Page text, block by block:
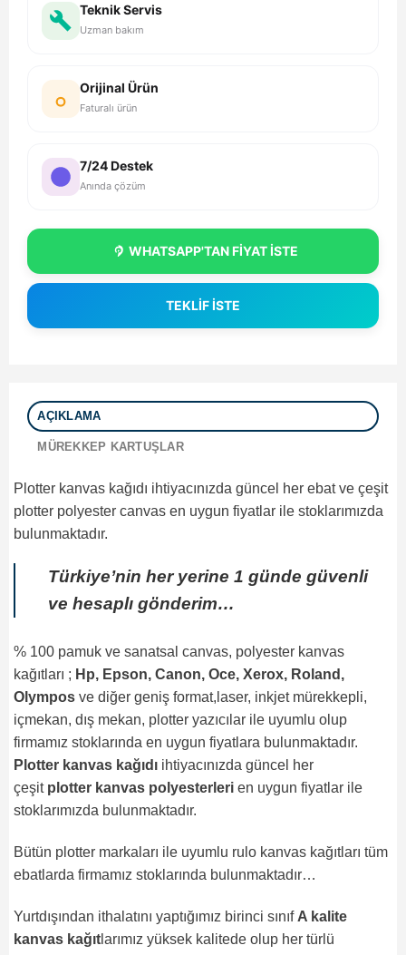
Teknik Servis
Uzman bakım
Orijinal Ürün
Faturalı ürün
7/24 Destek
Anında çözüm
WHATSAPP'TAN FİYAT İSTE
TEKLİF İSTE
AÇIKLAMA
MÜREKKEP KARTUŞLAR
Plotter kanvas kağıdı ihtiyacınızda güncel her ebat ve çeşit
plotter polyester canvas en uygun fiyatlar ile stoklarımızda
bulunmaktadır.
Türkiye’nin her yerine 1 günde güvenli
ve hesaplı gönderim…
% 100 pamuk ve sanatsal canvas, polyester kanvas
kağıtları ; Hp, Epson, Canon, Oce, Xerox, Roland,
Olymposve diğer geniş format,laser, inkjet mürekkepli,
içmekan, dış mekan, plotter yazıcılar ile uyumlu olup
firmamız stoklarında en uygun fiyatlara bulunmaktadır.
Plotter kanvas kağıdıihtiyacınızda güncel her
çeşit plotter kanvas polyesterlerien uygun fiyatlar ile
stoklarımızda bulunmaktadır.
Bütün plotter markaları ile uyumlu rulo kanvas kağıtları tüm
ebatlarda firmamız stoklarında bulunmaktadır…
Yurtdışından ithalatını yaptığımız birinci sınıf A kalite
kanvas kağıtlarımız yüksek kalitede olup her türlü